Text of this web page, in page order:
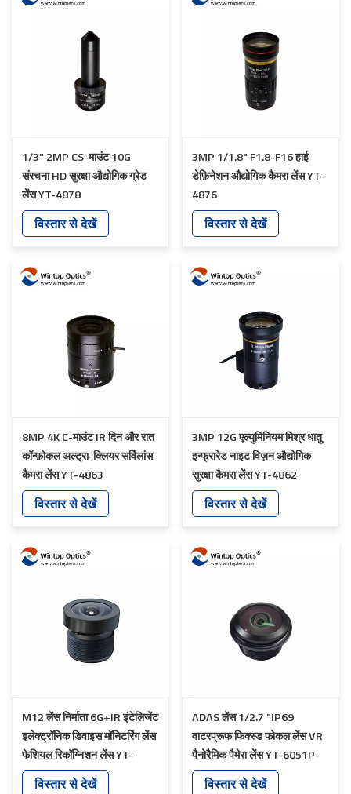
1/3" 2MP CS-माउंट 10G
संरचना HD सुरक्षा औद्योगिक ग्रेड
लेंस YT-4878
विस्तार से देखें
3MP 1/1.8" F1.8-F16 हाई
डेफ़िनेशन औद्योगिक कैमरा लेंस YT-
4876
विस्तार से देखें
8MP 4K C-माउंट IR दिन और रात
कॉन्फ़ोकल अल्ट्रा-क्लियर सर्विलांस
कैमरा लेंस YT-4863
विस्तार से देखें
3MP 12G एल्युमिनियम मिश्र धातु
इन्फ्रारेड नाइट विज़न औद्योगिक
सुरक्षा कैमरा लेंस YT-4862
विस्तार से देखें
M12 लेंस निर्माता 6G+IR इंटेलिजेंट
इलेक्ट्रॉनिक डिवाइस मॉनिटरिंग लेंस
फेशियल रिकॉग्निशन लेंस YT-
7559-C1
विस्तार से देखें
ADAS लेंस 1/2.7 "IP69
वाटरप्रूफ फिक्स्ड फोकल लेंस VR
पैनोरैमिक पैमेरा लेंस YT-6051P-
A1
विस्तार से देखें